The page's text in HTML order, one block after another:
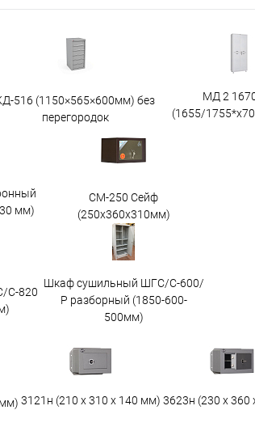
516 (1150×565×600мм) без
перегородок
МД 2
(1655/
мм)
СМ-250 Сейф
(250х360х310мм)
C-820
Шкаф сушильный ШГС/С-600/
Р разборный (1850-600-
500мм)
3121н (210 х 310 х 140 мм) 3623н (230 х 360